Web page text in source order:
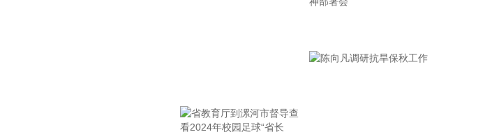
恢复商业航运，美国将解除对伊海上封锁。这名官员
投资建设，铁五院勘察设计，中铁十四局、中铁二十
四局、中铁建设、中国铁建电气化局等单位参建的杭
座
实省市安全生产工作会议